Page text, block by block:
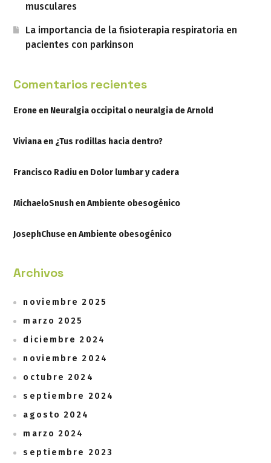
musculares
La importancia de la fisioterapia respiratoria en
pacientes con parkinson
Comentarios recientes
Eroneen Neuralgia occipital o neuralgia de Arnold
Vivianaen ¿Tus rodillas hacia dentro?
Francisco Radiuen Dolor lumbar y cadera
MichaeloSnushenAmbiente obesogénico
JosephChuseenAmbiente obesogénico
Archivos
noviembre 2025
marzo 2025
diciembre 2024
noviembre 2024
octubre 2024
septiembre 2024
agosto 2024
marzo 2024
septiembre 2023